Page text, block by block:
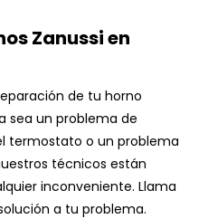
Zanussi en
de tu horno
sea un problema de
termostato o un problema
técnicos están
inconveniente. Llama
a tu problema.